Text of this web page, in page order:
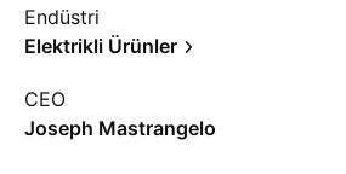
Endüstri
Elektrikli Ürünler
CEO
Joseph Mastrangelo